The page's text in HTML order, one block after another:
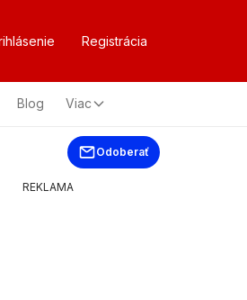
Registrácia
Blog Viac
Odoberať
REKLAMA